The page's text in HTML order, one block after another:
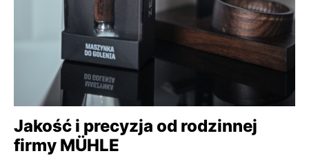
Jakość i precyzja od rodzinnej
firmy MÜHLE